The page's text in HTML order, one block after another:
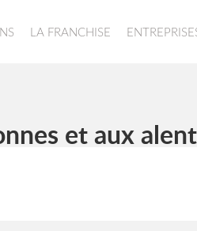
LA FRANCHISE
et aux